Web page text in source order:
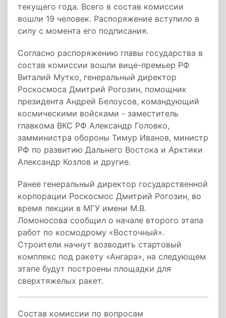
текущего года. Всего в состав комиссии
вошли 19 человек. Распоряжение вступило в
силу с момента его подписания.
Согласно распоряжению главы государства в
состав комиссии вошли вице-премьер РФ
Виталий Мутко, генеральный директор
Роскосмоса Дмитрий Рогозин, помощник
президента Андрей Белоусов, командующий
космическими войсками - заместитель
главкома ВКС РФ Александр Головко,
замминистра обороны Тимур Иванов, министр
РФ по развитию Дальнего Востока и Арктики
Александр Козлов и другие.
Ранее генеральный директор государственной
корпорации Роскосмос Дмитрий Рогозин, во
время лекции в МГУ имени М.В.
Ломоносова сообщил о начале второго этапа
работ по космодрому «Восточный».
Строители начнут возводить стартовый
комплекс под ракету «Ангара», на следующем
этапе будут построены площадки для
сверхтяжелых ракет.
Состав комиссии по вопросам